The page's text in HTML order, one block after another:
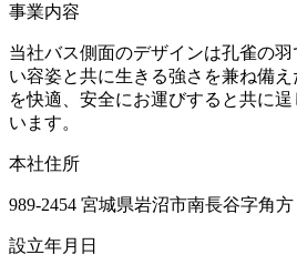
事業内容
当社バス側面のデザインは孔雀の
い容姿と共に生きる強さを兼ね備
を快適、安全にお運びすると共に
います。
本社住所
989-2454 宮城県岩沼市南長谷字角方
設立年月日